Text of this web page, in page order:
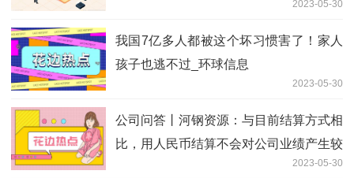
2023-05-30
我国7亿多人都被这个坏习惯害了！家人
孩子也逃不过_环球信息
2023-05-30
公司问答丨河钢资源：与目前结算方式相
比，用人民币结算不会对公司业绩产生较
2023-05-30